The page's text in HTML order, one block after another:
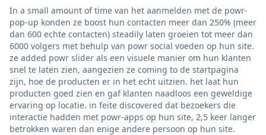
In a small amount of time van het aanmelden met de powr-
pop-up konden ze boost hun contacten meer dan 250% (meer
dan 600 echte contacten) steadily laten groeien tot meer dan
6000 volgers met behulp van powr social voeden op hun site.
ze added powr slider als een visuele manier om hun klanten
snel te laten zien, aangezien ze coming to de startpagina
zijn, hoe de producten er in het echt uitzien. het laat hun
producten goed zien en gaf klanten naadloos een geweldige
ervaring op locatie. in feite discovered dat bezoekers die
interactie hadden met powr-apps op hun site, 2,5 keer langer
betrokken waren dan enige andere persoon op hun site.